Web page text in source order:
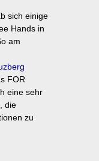
sich einige
Hands in
am
FOR
eine sehr
die
zu